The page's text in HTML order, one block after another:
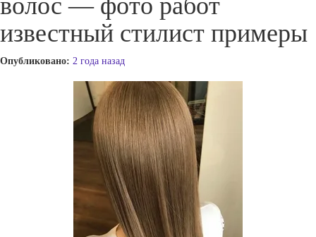
волос — фото работ
известный стилист примеры
Опубликовано: 2 года назад